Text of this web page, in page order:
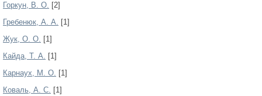
Горкун, В. О. [2]
Гребенюк, А. А. [1]
Жук, О. О. [1]
Кайда, Т. А. [1]
Карнаух, М. О. [1]
Коваль, А. С. [1]